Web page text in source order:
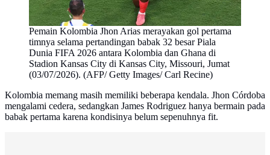
Pemain Kolombia Jhon Arias merayakan gol pertama
timnya selama pertandingan babak 32 besar Piala
Dunia FIFA 2026 antara Kolombia dan Ghana di
Stadion Kansas City di Kansas City, Missouri, Jumat
(03/07/2026). (AFP/ Getty Images/ Carl Recine)
Kolombia memang masih memiliki beberapa kendala. Jhon Córdoba
mengalami cedera, sedangkan James Rodriguez hanya bermain pada
babak pertama karena kondisinya belum sepenuhnya fit.